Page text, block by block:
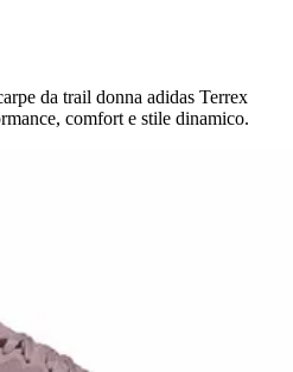
da trail donna adidas Terrex
comfort e stile dinamico.